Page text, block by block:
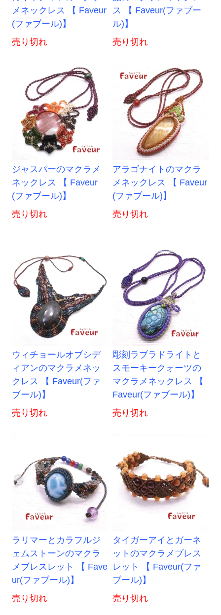
メネックレス 【 Faveur
(ファブール)】
売り切れ
ス 【 Faveur(ファブー
ル)】
売り切れ
ジャスパーのマクラメ
ネックレス 【 Faveur
(ファブール)】
売り切れ
アラゴナイトのマクラ
メネックレス 【 Faveur
(ファブール)】
売り切れ
ウィチョールオブシデ
ィアンのマクラメネッ
クレス 【 Faveur(ファ
ブール)】
売り切れ
彫刻ラブラドライトと
スモーキークォーツの
マクラメネックレス 【
Faveur(ファブール)】
売り切れ
ラリマーとカラフルジ
ェムストーンのマクラ
メブレスレット 【 Fave
ur(ファブール)】
売り切れ
タイガーアイとガーネ
ットのマクラメブレス
レット 【 Faveur(ファ
ブール)】
売り切れ